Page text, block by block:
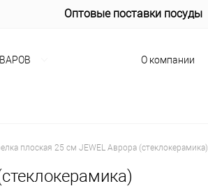
Оптовые поставки посуды
О компании
плоская 25 см JEWEL Аврора (стеклокерамика)